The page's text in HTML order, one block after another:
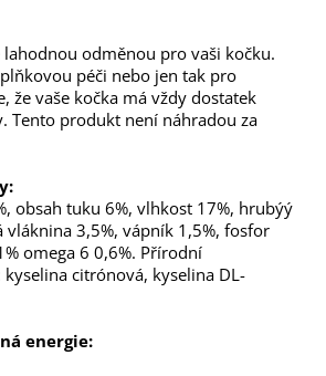
lahodnou odměnou pro vaši kočku.
péči nebo jen tak pro
že vaše kočka má vždy dostatek
Tento produkt není náhradou za
obsah tuku 6%, vlhkost 17%, hrubýý
vláknina 3,5%, vápník 1,5%, fosfor
omega 6 0,6%. Přírodní
citrónová, kyselina DL-
energie: